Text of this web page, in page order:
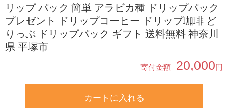
リップ パック 簡単 アラビカ種 ドリップパック
プレゼント ドリップコーヒー ドリップ珈琲 ど
りっぷ ドリップパック ギフト 送料無料 神奈川
県 平塚市
寄付金額 20,000円
カートに入れる